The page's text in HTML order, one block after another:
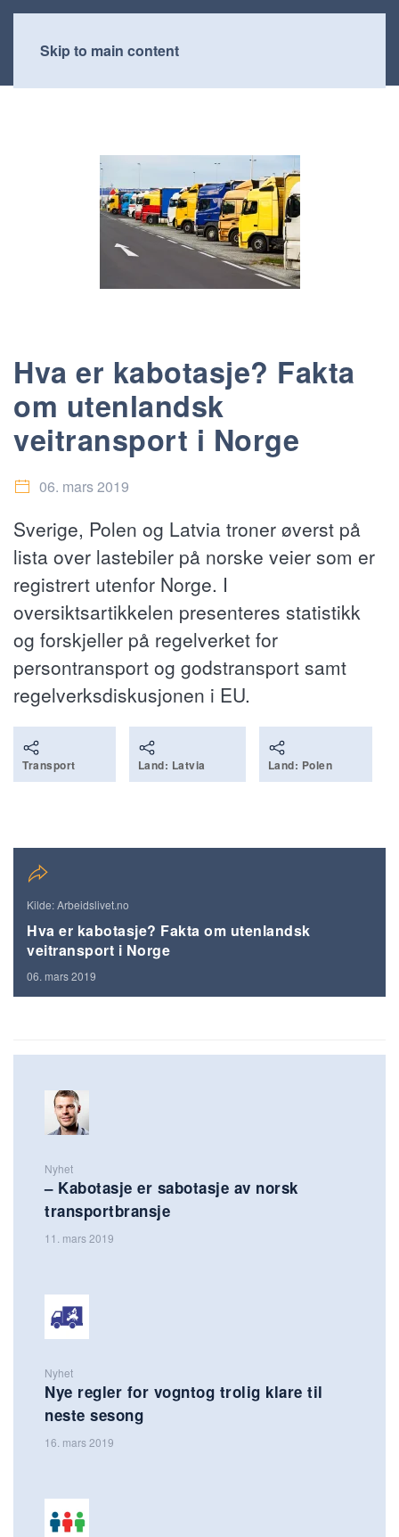
Skip to main content
Hva er kabotasje? Fakta
om utenlandsk
veitransport i Norge
06. mars 2019
Sverige, Polen og Latvia troner øverst på
lista over lastebiler på norske veier som er
registrert utenfor Norge. I
oversiktsartikkelen presenteres statistikk
og forskjeller på regelverket for
persontransport og godstransport samt
regelverksdiskusjonen i EU.
Transport Land: Latvia Land: Polen
Kilde: Arbeidslivet.no
Hva er kabotasje? Fakta om utenlandsk
veitransport i Norge
06. mars 2019
Nyhet
– Kabotasje er sabotasje av norsk
transportbransje
11. mars 2019
Nyhet
Nye regler for vogntog trolig klare til
neste sesong
16. mars 2019